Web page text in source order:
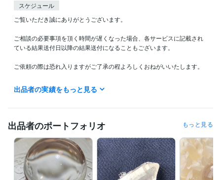
スケジュール
ご覧いただき誠にありがとうございます。
ご相談の必要事項を頂く時間が遅くなった場合、各サービスに記載され
ている結果送付日以降の結果送付になることもございます。
ご依頼の際は恐れ入りますがご了承の程よろしくおねがいいたします。
記載している日程より早期の鑑定・送付、送付時間の指定、更に詳細な
結果送付時間の問い合わせ、もしくは今すぐ鑑定して欲しいなどのご要
鑑定結果の送付をもって納品とさせて頂きます。
経験職種
コンサルタント / 経営コンサルタント 経験年数 : 11年
管理 / 財務 経験年数 : 11年
ライフスタイル・その他 / 占い師 経験年数 : 15年
出品者の実績をもっと見る
出品者のポートフォリオ もっと見る